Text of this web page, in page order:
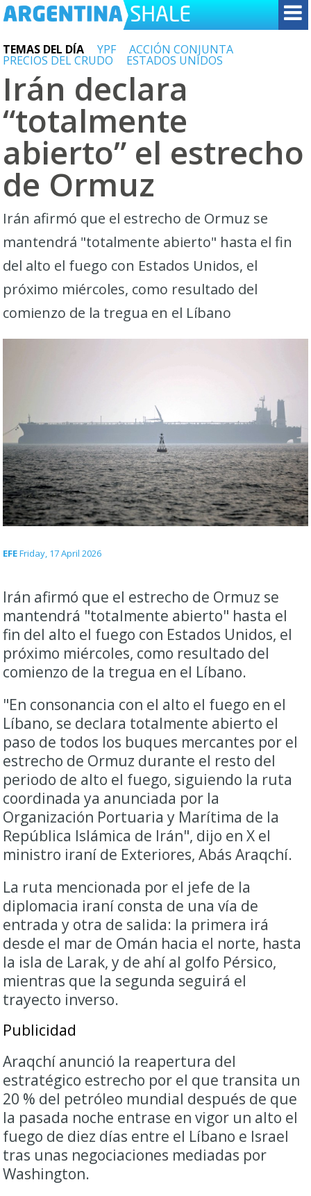
TEMAS DEL DÍA YPF ACCIÓN CONJUNTA
PRECIOS DEL CRUDO ESTADOS UNIDOS
Irán declara
“totalmente
abierto” el estrecho
de Ormuz
Irán afirmó que el estrecho de Ormuz se
mantendrá "totalmente abierto" hasta el fin
del alto el fuego con Estados Unidos, el
próximo miércoles, como resultado del
comienzo de la tregua en el Líbano
EFEFriday, 17 April 2026
Irán afirmó que el estrecho de Ormuz se
mantendrá "totalmente abierto" hasta el
fin del alto el fuego con Estados Unidos, el
próximo miércoles, como resultado del
comienzo de la tregua en el Líbano.
"En consonancia con el alto el fuego en el
Líbano, se declara totalmente abierto el
paso de todos los buques mercantes por el
estrecho de Ormuz durante el resto del
periodo de alto el fuego, siguiendo la ruta
coordinada ya anunciada por la
Organización Portuaria y Marítima de la
República Islámica de Irán", dijo en X el
ministro iraní de Exteriores, Abás Araqchí.
La ruta mencionada por el jefe de la
diplomacia iraní consta de una vía de
entrada y otra de salida: la primera irá
desde el mar de Omán hacia el norte, hasta
la isla de Larak, y de ahí al golfo Pérsico,
mientras que la segunda seguirá el
trayecto inverso.
Publicidad
Araqchí anunció la reapertura del
estratégico estrecho por el que transita un
20 % del petróleo mundial después de que
la pasada noche entrase en vigor un alto el
fuego de diez días entre el Líbano e Israel
tras unas negociaciones mediadas por
Washington.